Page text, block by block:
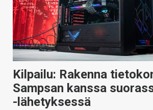
Kilpailu: Rakenna
Sampsan kanssa
-lähetyksessä